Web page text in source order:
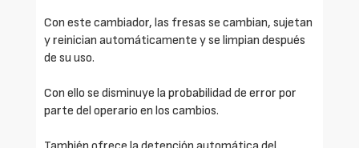
Con este cambiador, las fresas se cambian, sujetan
y reinician automáticamente y se limpian después
de su uso.
Con ello se disminuye la probabilidad de error por
parte del operario en los cambios.